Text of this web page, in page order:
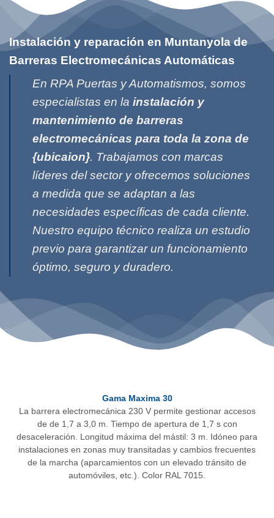
Instalación y reparación en Muntanyola de
Barreras Electromecánicas Automáticas
En RPA Puertas y Automatismos, somos
especialistas en la instalación y
mantenimiento de barreras
electromecánicas para toda la zona de
{ubicaion}. Trabajamos con marcas
líderes del sector y ofrecemos soluciones
a medida que se adaptan a las
necesidades específicas de cada cliente.
Nuestro equipo técnico realiza un estudio
previo para garantizar un funcionamiento
óptimo, seguro y duradero.
Gama Maxima 30
La barrera electromecánica 230 V permite gestionar accesos
de de 1,7 a 3,0 m. Tiempo de apertura de 1,7 s con
desaceleración. Longitud máxima del mástil: 3 m. Idóneo para
instalaciones en zonas muy transitadas y cambios frecuentes
de la marcha (aparcamientos con un elevado tránsito de
automóviles, etc.). Color RAL 7015.